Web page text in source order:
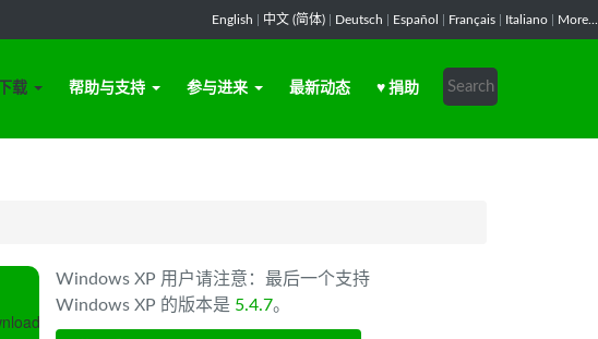
English 中文 (简体) Deutsch Español Français Italiano More...
下载 帮助与支持 参与进来 最新动态 ♥ 捐助
Windows XP 用户请注意：最后一个支持
Windows XP 的版本是 5.4.7。